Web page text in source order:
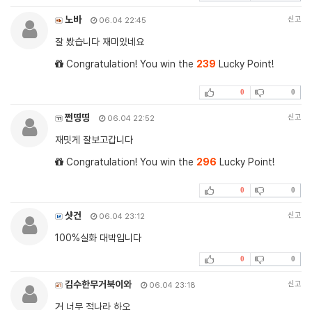
노바 06.04 22:45 신고
잘 봤습니다 재미있네요
Congratulation! You win the 239 Lucky Point!
0 0
쩐띵띵 06.04 22:52 신고
재밋게 잘보고갑니다
Congratulation! You win the 296 Lucky Point!
0 0
샷건 06.04 23:12 신고
100%실화 대박입니다
0 0
김수한무거북이와 06.04 23:18 신고
거 너무 적나라 하오